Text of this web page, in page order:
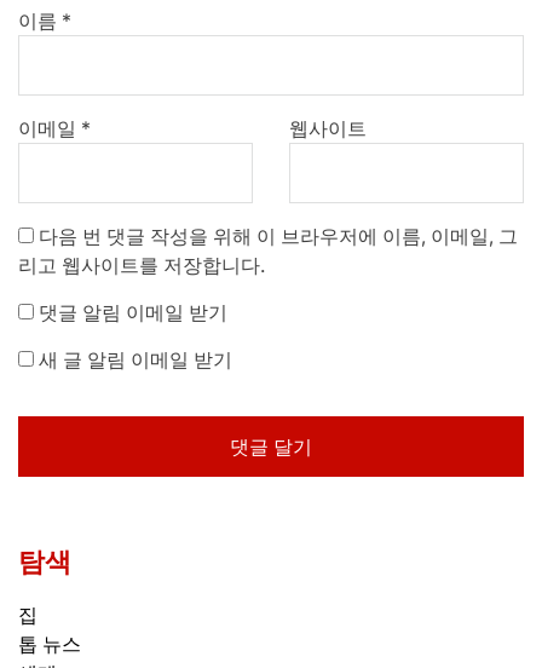
이름 *
이메일 * 웹사이트
다음 번 댓글 작성을 위해 이 브라우저에 이름, 이메일, 그
리고 웹사이트를 저장합니다.
댓글 알림 이메일 받기
새 글 알림 이메일 받기
탐색
집
톱 뉴스